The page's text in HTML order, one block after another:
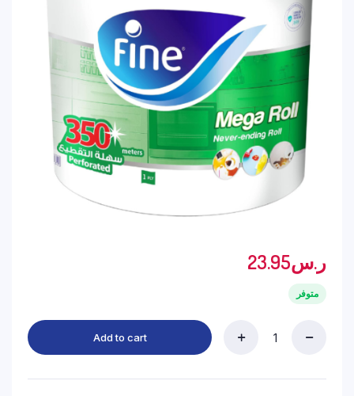
ر.س23.95
متوفر
Add to cart